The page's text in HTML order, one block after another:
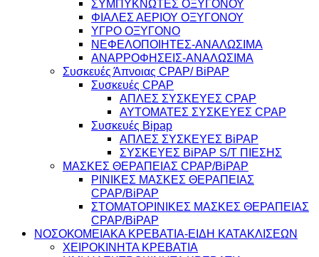
ΣΥΜΠΥΚΝΩΤΕΣ ΟΞΥΓΟΝΟΥ
ΦΙΑΛΕΣ ΑΕΡΙΟΥ ΟΞΥΓΟΝΟΥ
ΥΓΡΟ ΟΞΥΓΟΝΟ
ΝΕΦΕΛΟΠΟΙΗΤΕΣ-ΑΝΑΛΩΣΙΜΑ
ΑΝΑΡΡΟΦΗΣΕΙΣ-ΑΝΑΛΩΣΙΜΑ
Συσκευές Άπνοιας CPAP/ BiPAP
Συσκευές CPAP
ΑΠΛΕΣ ΣΥΣΚΕΥΕΣ CPAP
ΑΥΤΟΜΑΤΕΣ ΣΥΣΚΕΥΕΣ CPAP
Συσκευές Bipap
ΑΠΛΕΣ ΣΥΣΚΕΥΕΣ BiPAP
ΣΥΣΚΕΥΕΣ BiPAP S/T ΠΙΕΣΗΣ
ΜΑΣΚΕΣ ΘΕΡΑΠΕΙΑΣ CPAP/BiPAP
ΡΙΝΙΚΕΣ ΜΑΣΚΕΣ ΘΕΡΑΠΕΙΑΣ
CPAP/BiPAP
ΣΤΟΜΑΤΟΡΙΝΙΚΕΣ ΜΑΣΚΕΣ ΘΕΡΑΠΕΙΑΣ
CPAP/BiPAP
ΝΟΣΟΚΟΜΕΙΑΚΑ ΚΡΕΒΑΤΙΑ-ΕΙΔΗ ΚΑΤΑΚΛΙΣΕΩΝ
ΧΕΙΡΟΚΙΝΗΤΑ ΚΡΕΒΑΤΙΑ